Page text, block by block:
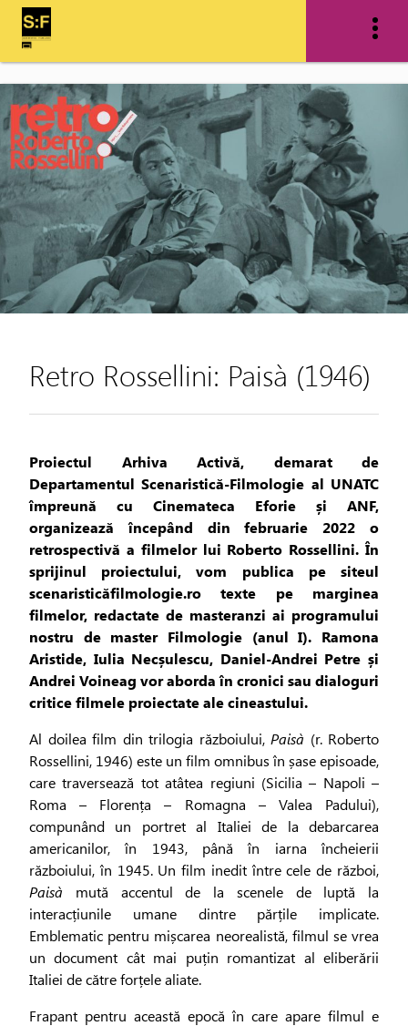
Retro Rossellini: Paisà (1946)
Proiectul Arhiva Activă, demarat de
Departamentul Scenaristică-Filmologie al UNATC
împreună cu Cinemateca Eforie și ANF,
organizează începând din februarie 2022 o
retrospectivă a filmelor lui Roberto Rossellini. În
sprijinul proiectului, vom publica pe siteul
scenaristicăfilmologie.ro texte pe marginea
filmelor, redactate de masteranzi ai programului
nostru de master Filmologie (anul I). Ramona
Aristide, Iulia Necșulescu, Daniel-Andrei Petre și
Andrei Voineag vor aborda în cronici sau dialoguri
critice filmele proiectate ale cineastului.
Al doilea film din trilogia războiului, Paisà (r. Roberto
Rossellini, 1946) este un film omnibus în șase episoade,
care traversează tot atâtea regiuni (Sicilia – Napoli –
Roma – Florența – Romagna – Valea Padului),
compunând un portret al Italiei de la debarcarea
americanilor, în 1943, până în iarna încheierii
războiului, în 1945. Un film inedit între cele de război,
Paisà mută accentul de la scenele de luptă la
interacțiunile umane dintre părțile implicate.
Emblematic pentru mișcarea neorealistă, filmul se vrea
un document cât mai puțin romantizat al eliberării
Italiei de către forțele aliate.
Frapant pentru această epocă în care apare filmul e